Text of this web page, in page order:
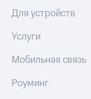
Для устройств
Услуги
Мобильная связь
Роуминг